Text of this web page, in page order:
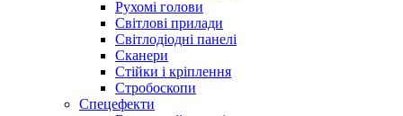
Рухомі голови
Світлові прилади
Світлодіодні панелі
Сканери
Стійки і кріплення
Стробоскопи
Спецефекти